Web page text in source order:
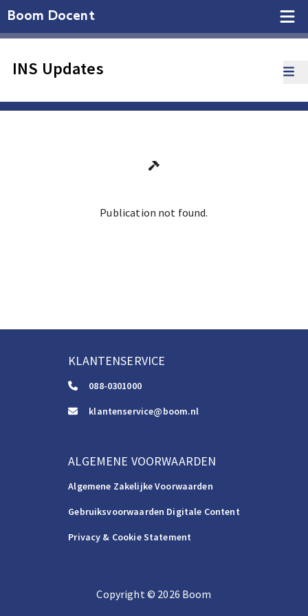
Boom Docent
INS Updates
Publication not found.
KLANTENSERVICE
088-0301000
klantenservice@boom.nl
ALGEMENE VOORWAARDEN
Algemene Zakelijke Voorwaarden
Gebruiksvoorwaarden Digitale Content
Privacy & Cookie Statement
Copyright©️ 2026 Boom